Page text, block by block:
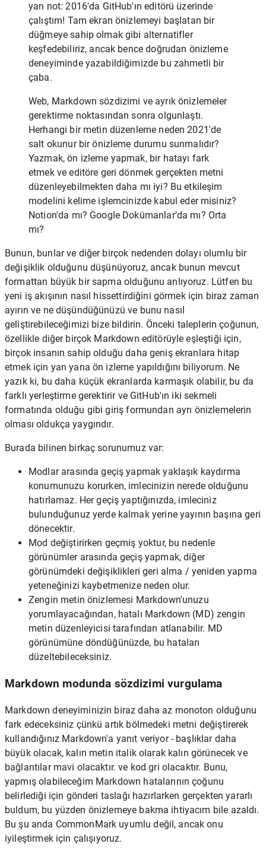
yan not: 2016'da GitHub'ın editörü üzerinde
çalıştım! Tam ekran önizlemeyi başlatan bir
düğmeye sahip olmak gibi alternatifler
keşfedebiliriz, ancak bence doğrudan önizleme
deneyiminde yazabildiğimizde bu zahmetli bir
çaba.
Web, Markdown sözdizimi ve ayrık önizlemeler
gerektirme noktasından sonra olgunlaştı.
Herhangi bir metin düzenleme neden 2021'de
salt okunur bir önizleme durumu sunmalıdır?
Yazmak, ön izleme yapmak, bir hatayı fark
etmek ve editöre geri dönmek gerçekten metni
düzenleyebilmekten daha mı iyi? Bu etkileşim
modelini kelime işlemcinizde kabul eder misiniz?
Notion'da mı? Google Dokümanlar'da mı? Orta
mı?
Bunun, bunlar ve diğer birçok nedenden dolayı olumlu bir
değişiklik olduğunu düşünüyoruz, ancak bunun mevcut
formattan büyük bir sapma olduğunu anlıyoruz. Lütfen bu
yeni iş akışının nasıl hissettirdiğini görmek için biraz zaman
ayırın ve ne düşündüğünüzü ve bunu nasıl
geliştirebileceğimizi bize bildirin. Önceki taleplerin çoğunun,
özellikle diğer birçok Markdown editörüyle eşleştiği için,
birçok insanın sahip olduğu daha geniş ekranlara hitap
etmek için yan yana ön izleme yapıldığını biliyorum. Ne
yazık ki, bu daha küçük ekranlarda karmaşık olabilir, bu da
farklı yerleştirme gerektirir ve GitHub'ın iki sekmeli
formatında olduğu gibi giriş formundan ayrı önizlemelerin
olması oldukça yaygındır.
Burada bilinen birkaç sorunumuz var:
Modlar arasında geçiş yapmak yaklaşık kaydırma
konumunuzu korurken, imlecinizin nerede olduğunu
hatırlamaz. Her geçiş yaptığınızda, imleciniz
bulunduğunuz yerde kalmak yerine yayının başına geri
dönecektir.
Mod değiştirirken geçmiş yoktur, bu nedenle
görünümler arasında geçiş yapmak, diğer
görünümdeki değişiklikleri geri alma / yeniden yapma
yeteneğinizi kaybetmenize neden olur.
Zengin metin önizlemesi Markdown'unuzu
yorumlayacağından, hatalı Markdown (MD) zengin
metin düzenleyicisi tarafından atlanabilir. MD
görünümüne döndüğünüzde, bu hataları
düzeltebileceksiniz.
Markdown modunda sözdizimi vurgulama
Markdown deneyiminizin biraz daha az monoton olduğunu
fark edeceksiniz çünkü artık bölmedeki metni değiştirerek
kullandığınız Markdown'a yanıt veriyor - başlıklar daha
büyük olacak, kalın metin italik olarak kalın görünecek ve
bağlantılar mavi olacaktır. ve kod gri olacaktır. Bunu,
yapmış olabileceğim Markdown hatalarının çoğunu
belirlediği için gönderi taslağı hazırlarken gerçekten yararlı
buldum, bu yüzden önizlemeye bakma ihtiyacım bile azaldı.
Bu şu anda CommonMark uyumlu değil, ancak onu
iyileştirmek için çalışıyoruz.